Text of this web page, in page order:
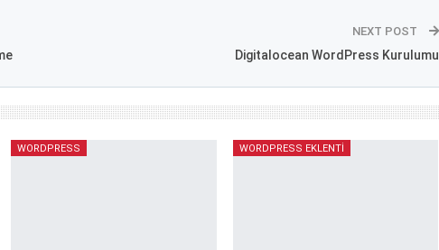
NEXT POST
Digitalocean WordPress Kurulumu
WORDPRESS WORDPRESS EKLENTI